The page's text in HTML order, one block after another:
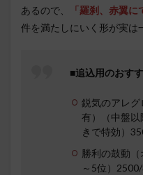
あるので、
「羅刹、赤翼に
件を満たしにいく形が実は
■追込用のおす
鋭気のアレ
有）（中盤
きで特効）
勝利の鼓動
～5位）